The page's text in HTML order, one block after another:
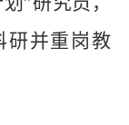
研并重岗教